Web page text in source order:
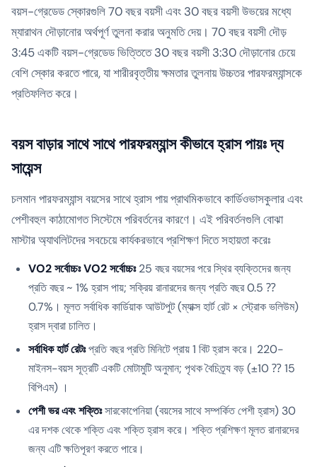
বয়স-গ্রেডেড স্কোরগুলি 70 বছর বয়সী এবং 30 বছর বয়সী উভয়ের মধ্যে
ম্যারাথন দৌড়ানোর অর্থপূর্ণ তুলনা করার অনুমতি দেয়। 70 বছর বয়সী দৌড়
3:45 একটি বয়স-গ্রেডেড ভিত্তিতে 30 বছর বয়সী 3:30 দৌড়ানোর চেয়ে
বেশি স্কোর করতে পারে, যা শারীরবৃত্তীয় ক্ষমতার তুলনায় উচ্চতর পারফরম্যান্সকে
প্রতিফলিত করে।
বয়স বাড়ার সাথে সাথে পারফরম্যান্স কীভাবে হ্রাস পায়ঃ দ্য
সায়েন্স
চলমান পারফরম্যান্স বয়সের সাথে হ্রাস পায় প্রাথমিকভাবে কার্ডিওভাসকুলার এবং
পেশীবহুল কাঠামোগত সিস্টেমে পরিবর্তনের কারণে। এই পরিবর্তনগুলি বোঝা
মাস্টার অ্যাথলিটদের সবচেয়ে কার্যকরভাবে প্রশিক্ষণ দিতে সহায়তা করেঃ
VO2 সর্বোচ্চঃ VO2 সর্বোচ্চঃ25 বছর বয়সের পরে স্থির ব্যক্তিদের জন্য
প্রতি বছর ~ 1% হ্রাস পায়; সক্রিয় রানারদের জন্য প্রতি বছর 0.5 ⁇
0.7%। মূলত সর্বাধিক কার্ডিয়াক আউটপুট (ম্যাক্স হার্ট রেট × স্ট্রোক ভলিউম)
হ্রাস দ্বারা চালিত।
সর্বাধিক হার্ট রেটঃপ্রতি বছর প্রতি মিনিটে প্রায় 1 বিট হ্রাস করে। 220-
মাইনস-বয়স সূত্রটি একটি মোটামুটি অনুমান; পৃথক বৈচিত্র্য বড় (±10 ⁇ 15
বিপিএম) ।
পেশী ভর এবং শক্তিঃসারকোপেনিয়া (বয়সের সাথে সম্পর্কিত পেশী হ্রাস) 30
এর দশক থেকে শক্তি এবং শক্তি হ্রাস করে। শক্তি প্রশিক্ষণ মূলত রানারদের
জন্য এটি ক্ষতিপূরণ করতে পারে।